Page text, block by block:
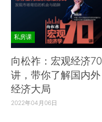
私房课
向松祚：宏观经济70
讲，带你了解国内外
经济大局
2022年04月06日